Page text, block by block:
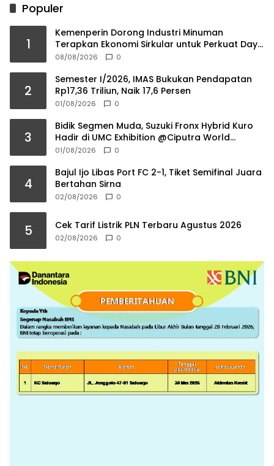
Populer
1
Kemenperin Dorong Industri Minuman
Terapkan Ekonomi Sirkular untuk Perkuat Daya
Saing
08/08/2026 0
2
Semester I/2026, IMAS Bukukan Pendapatan
Rp17,36 Triliun, Naik 17,6 Persen
01/08/2026 0
3
Bidik Segmen Muda, Suzuki Fronx Hybrid Kuro
Hadir di UMC Exhibition @Ciputra World
Surabaya
01/08/2026 0
4
Bajul Ijo Libas Port FC 2-1, Tiket Semifinal Juara
Bertahan Sirna
02/08/2026 0
5 Cek Tarif Listrik PLN Terbaru Agustus 2026
02/08/2026 0